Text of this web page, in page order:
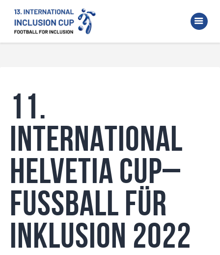
Home
Walking Football Turnier
Archiv
11.
INTERNATIONAL
HELVETIA CUP–
Fussball für
Inklusion 2022